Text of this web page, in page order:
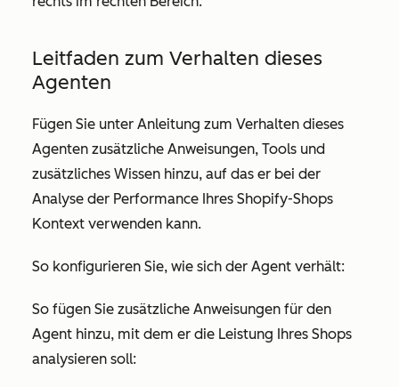
Leitfaden zum Verhalten dieses
Agenten
Fügen Sie unter Anleitung zum Verhalten dieses
Agenten zusätzliche Anweisungen, Tools und
zusätzliches Wissen hinzu, auf das er bei der
Analyse der Performance Ihres Shopify-Shops
Kontext verwenden kann.
So konfigurieren Sie, wie sich der Agent verhält:
So fügen Sie zusätzliche Anweisungen für den
Agent hinzu, mit dem er die Leistung Ihres Shops
analysieren soll: